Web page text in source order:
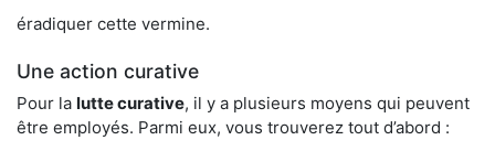
éradiquer cette vermine.
Une action curative
Pour la lutte curative, il y a plusieurs moyens qui peuvent
être employés. Parmi eux, vous trouverez tout d’abord :